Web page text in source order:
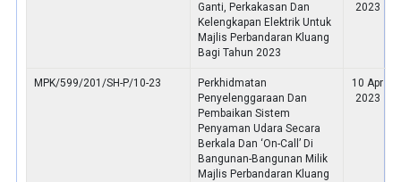
Ganti, Perkakasan Dan
Kelengkapan Elektrik Untuk
Majlis Perbandaran Kluang
Bagi Tahun 2023
2023
MPK/599/201/SH-P/10-23
Perkhidmatan
Penyelenggaraan Dan
Pembaikan Sistem
Penyaman Udara Secara
Berkala Dan ‘On-Call’ Di
Bangunan-Bangunan Milik
Majlis Perbandaran Kluang
10 Apr
2023